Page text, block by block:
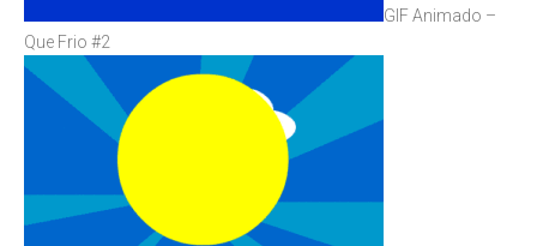
GIF Animado –
Que Frio #2